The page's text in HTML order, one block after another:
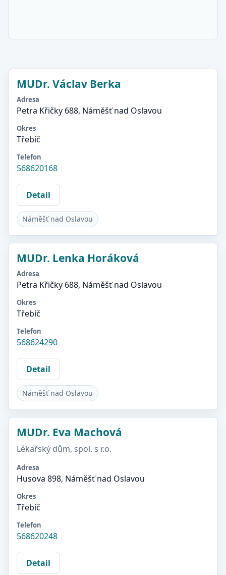
MUDr. Václav Berka
Adresa
Petra Křičky 688, Náměšť nad Oslavou
Okres
Třebíč
Telefon
568620168
Detail
Náměšť nad Oslavou
MUDr. Lenka Horáková
Adresa
Petra Křičky 688, Náměšť nad Oslavou
Okres
Třebíč
Telefon
568624290
Detail
Náměšť nad Oslavou
MUDr. Eva Machová
Lékařský dům, spol. s r.o.
Adresa
Husova 898, Náměšť nad Oslavou
Okres
Třebíč
Telefon
568620248
Detail